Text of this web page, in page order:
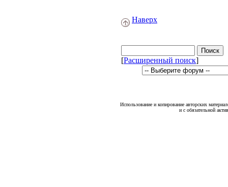
Наверх
[Расширенный поиск]
Использование и копирование авторских
и с обязательной